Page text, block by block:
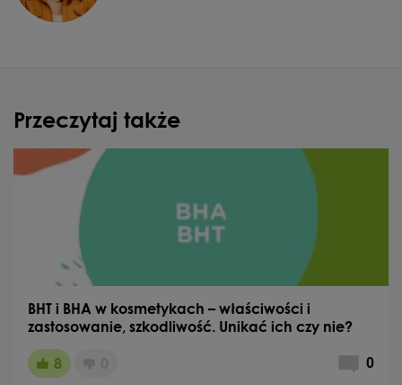
Przeczytaj także
BHT i BHA w kosmetykach – właściwości i
zastosowanie, szkodliwość. Unikać ich czy nie?
8 0